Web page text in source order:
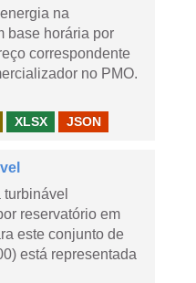
na
base horária por
correspondente
no PMO.
XLSX JSON
reservatório em
este conjunto de
está representada